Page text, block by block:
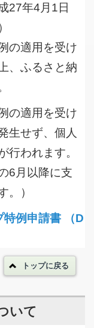
27年4月1日
の適用を受け
、ふるさと納
の適用を受け
生せず、個人
行われます。
6月以降に支
。）
例申請書 （D
トップに戻る
いて